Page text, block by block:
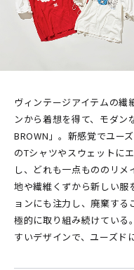
ヴィンテージアイテムの繊
ンから着想を得て、モダン
BROWN」。新感覚でユー
のTシャツやスウェットに
し、どれも一点もののリ
地や繊維くずから新しい服
ョンにも注力し、廃棄す
極的に取り組み続けている
すいデザインで、ユーズド